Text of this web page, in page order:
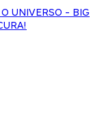
UNIVERSO - BIG